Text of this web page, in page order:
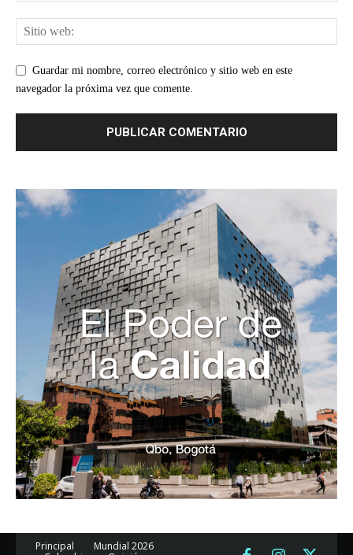
Guardar mi nombre, correo electrónico y sitio web en este
navegador la próxima vez que comente.
Principal
Mundial 2026